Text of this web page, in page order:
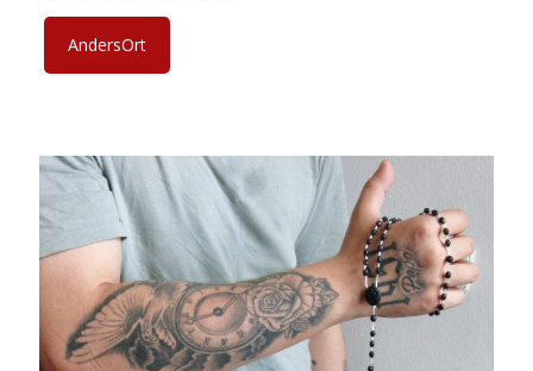
AndersOrt